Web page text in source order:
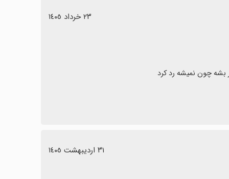
٢٣ خرداد ١٤٠٥
٣١ اردیبهشت ١٤٠٥